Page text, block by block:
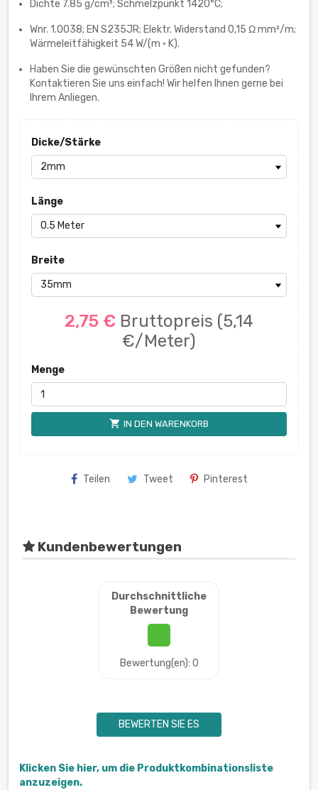
Dichte 7.85 g/cm³; Schmelzpunkt 1420°C;
Wnr. 1.0038; EN S235JR; ‎Elektr. Widerstand 0,15 Ω mm²/m;
Wärmeleitfähigkeit 54 W/(m · K).
Haben Sie die gewünschten Größen nicht gefunden?
Kontaktieren Sie uns einfach! Wir helfen Ihnen gerne bei
Ihrem Anliegen.
Dicke/Stärke
Länge
Breite
2,75 € Bruttopreis (5,14
€/Meter)
Menge
shopping_cart IN DEN WARENKORB
Teilen Tweet Pinterest
Kundenbewertungen
Durchschnittliche
Bewertung
Bewertung(en): 0
BEWERTEN SIE ES
Klicken Sie hier, um die Produktkombinationsliste
anzuzeigen.